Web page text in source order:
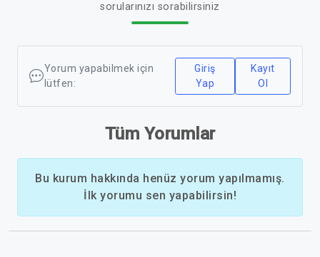
sorularınızı sorabilirsiniz
Yorum yapabilmek için
lütfen:
Giriş
Yap
Kayıt
Ol
Tüm Yorumlar
Bu kurum hakkında henüz yorum yapılmamış.
İlk yorumu sen yapabilirsin!